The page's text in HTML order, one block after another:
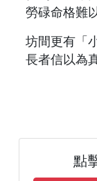
勞碌命格難
坊間更有「
長者信以為真
點